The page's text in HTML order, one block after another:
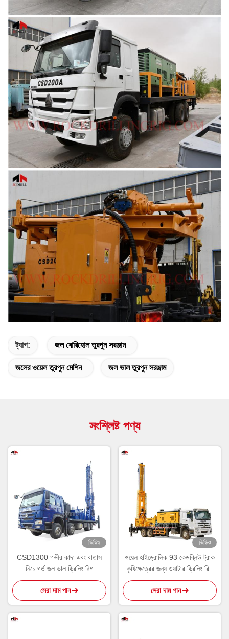
ট্যাগ: জল বোরিহোল তুরপুন সরঞ্জাম
জলের ওয়েল তুরপুন মেশিন জল ভাল তুরপুন সরঞ্জাম
সংশ্লিষ্ট পণ্য
ভিডিও
CSD1300 গভীর কাদা এবং বাতাস
নিচে গর্ত জল ভাল ড্রিলিং রিগ
সেরা দাম পান
ভিডিও
ওয়েল হাইড্রোলিক 93 কেডব্লিউ ট্রাক
কৃষিক্ষেত্রের জন্য ওয়াটার ড্রিলিং রিগ
লাগিয়েছে
সেরা দাম পান